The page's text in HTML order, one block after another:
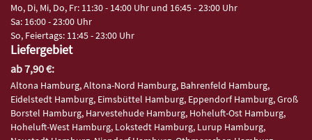
Mo, Di, Mi, Do, Fr: 11:30 - 14:00 Uhr und 16:45 - 23:00 Uhr
Sa: 16:00 - 23:00 Uhr
So, Feiertags: 11:45 - 23:00 Uhr
Liefergebiet
ab 7,90 €:
Altona Hamburg, Altona-Nord Hamburg, Bahrenfeld Hamburg,
Eidelstedt Hamburg, Eimsbüttel Hamburg, Eppendorf Hamburg, Groß
Borstel Hamburg, Harvestehude Hamburg, Hoheluft-Ost Hamburg,
Hoheluft-West Hamburg, Lokstedt Hamburg, Lurup Hamburg,